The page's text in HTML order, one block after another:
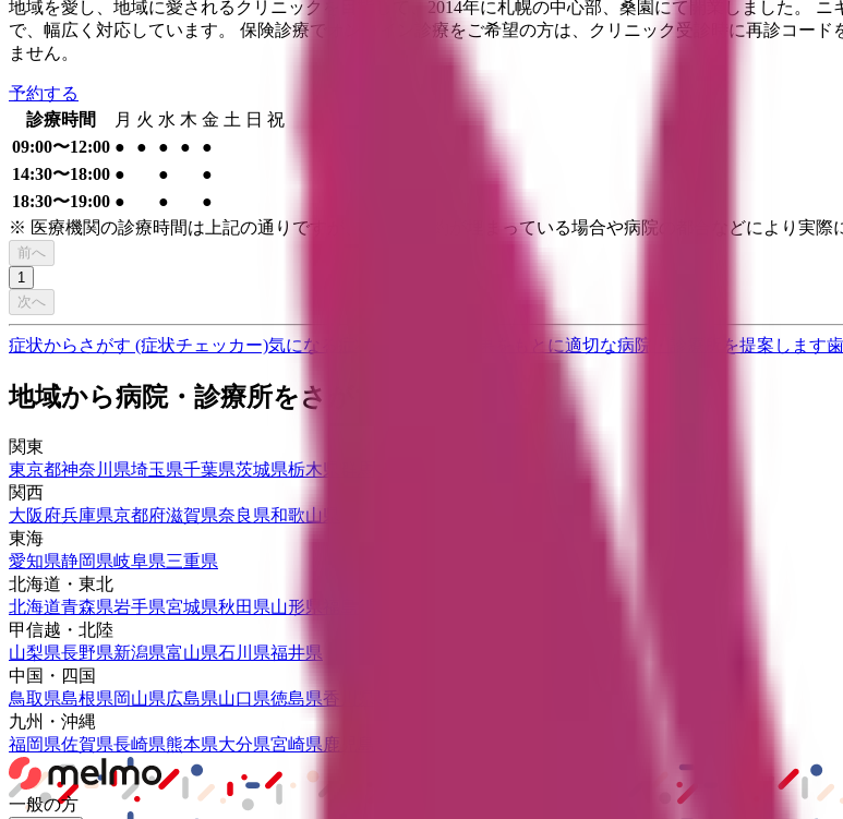
地域を愛し、地域に愛されるクリニックを目指して、2014年に札幌の中心部、桑園にて開業しました。
で、幅広く対応しています。 保険診療でオンライン診療をご希望の方は、クリニック受診時に再診コー
ません。
予約する
診療時間
月 火 水 木 金 土 日 祝
09:00〜12:00 ● ● ● ●
●
14:30〜18:00 ● ●
●
18:30〜19:00 ● ●
●
※ 医療機関の診療時間は上記の通りですが、すでに予約が埋まっている場合や病院の都合などにより実
前へ
1
次へ
症状からさがす (症状チェッカー)気になる症状から調べ、結果をもとに適切な病院・診療所を提案します
地域から病院・診療所をさがす
関東
東京都神奈川県埼玉県千葉県茨城県栃木県
関西
大阪府兵庫県京都府滋賀県奈良県和歌山県
東海
愛知県静岡県岐阜県三重県
北海道・東北
北海道青森県岩手県宮城県秋田県山形県
甲信越・北陸
山梨県長野県新潟県富山県石川県福井県
中国・四国
鳥取県島根県岡山県広島県山口県徳島県香川県
九州・沖縄
福岡県佐賀県長崎県熊本県大分県宮崎県鹿児島県
一般の方